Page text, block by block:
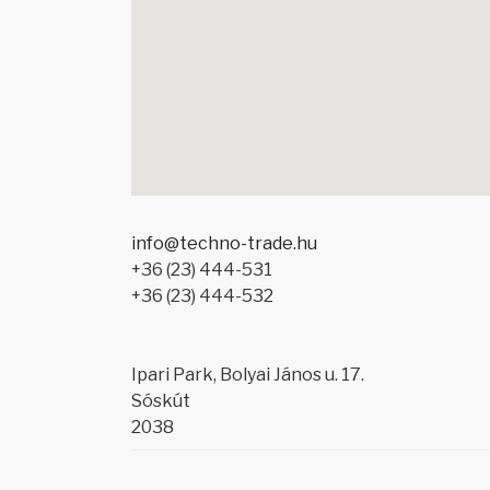
info@techno-trade.hu
+36 (23) 444-531
+36 (23) 444-532
Ipari Park, Bolyai János u. 17.
Sóskút
2038